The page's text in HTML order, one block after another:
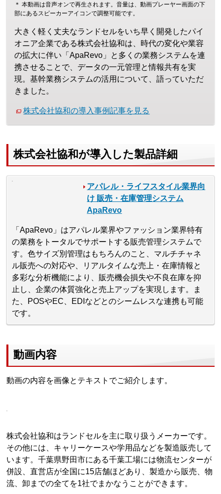
＊ 本動画は音声オンで再生されます。音量は、動画プレーヤー画面の下
部にあるスピーカーアイコンで調整可能です。
大きく軽く丈夫なランドセルをいち早く開発したパイ
オニア企業である株式会社協和は、時代の変化や業容
の拡大に伴い「ApaRevo」と多くの業務システムを連
携させることで、データの一元管理と情報共有を実
現。基幹業務システムの活用について、語っていただ
きました。
株式会社協和の導入事例記事を見る
株式会社協和が導入した製品詳細
アパレル・ライフスタイル業界向
け 販売・在庫管理システム
ApaRevo
「ApaRevo」はアパレル業界やファッション業界特有
の業務をトータルでサポートする販売管理システムで
す。色サイズ別管理はもちろんのこと、マルチチャネ
ル販売への対応や、リアルタイムな売上・在庫情報と
多彩な分析機能により、販売機会損失や不良在庫を抑
止し、企業の体質強化と売上アップを実現します。ま
た、POSやEC、EDIなどとのシームレスな連携も可能
です。
動画内容
動画の内容を画像とテキストでご紹介します。
株式会社協和はランドセルを主に取り扱うメーカーです。
その他には、キャリーケースや学用品などを製造販売して
います。千葉県野田市にある千葉工場には物流センターが
併設、直営店が全国に15店舗ほどあり、製造から販売、物
流、卸までの全てを1社でまかなうことができます。